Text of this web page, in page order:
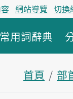
網站導覽 切換
常用詞辭典
首頁 部